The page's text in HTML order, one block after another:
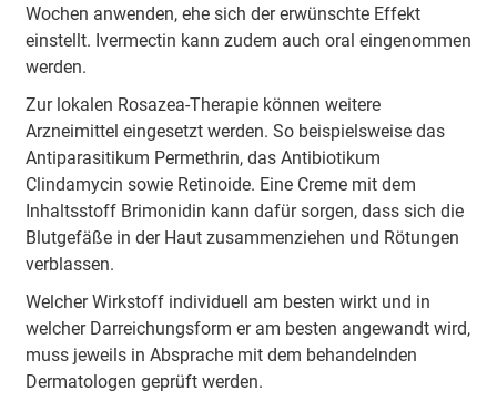
Wochen anwenden, ehe sich der erwünschte Effekt
einstellt. Ivermectin kann zudem auch oral eingenommen
werden.
Zur lokalen Rosazea-Therapie können weitere
Arzneimittel eingesetzt werden. So beispielsweise das
Antiparasitikum Permethrin, das Antibiotikum
Clindamycin sowie Retinoide. Eine Creme mit dem
Inhaltsstoff Brimonidin kann dafür sorgen, dass sich die
Blutgefäße in der Haut zusammenziehen und Rötungen
verblassen.
Welcher Wirkstoff individuell am besten wirkt und in
welcher Darreichungsform er am besten angewandt wird,
muss jeweils in Absprache mit dem behandelnden
Dermatologen geprüft werden.